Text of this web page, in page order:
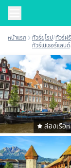
หน้าแรก ทัวร์ยุโรป/ทัวร์ฝ
ทัวร์เนเธอร์แลนด์
ล่องเรือ